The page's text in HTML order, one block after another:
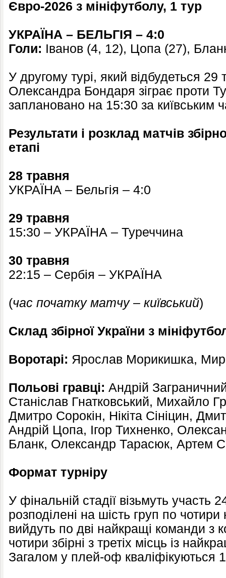
Євро-2026 з мініфутболу, 1 тур
УКРАЇНА – БЕЛЬГІЯ – 4:0
Голи: Іванов (4, 12), Цопа (27),
У другому турі, який відбудеться
Олександра Бондаря зіграє проти
заплановано на 15:30 за київським
Результати і розклад матчів
етапі
28 травня
УКРАЇНА – Бельгія – 4:0
29 травня
15:30 – УКРАЇНА – Туреччина
30 травня
22:15 – Сербія – УКРАЇНА
(час початку матчу – київський)
Склад збірної України з
Воротарі: Ярослав Морикишка,
Польові гравці: Андрій
Станіслав Гнатковський, Михайло
Дмитро Сорокін, Нікіта Сініцин,
Андрій Цопа, Ігор Тихненко,
Бланк, Олександр Тарасюк, Артем
Формат турніру
У фінальній стадії візьмуть участь
розподілені на шість груп по
вийдуть по дві найкращі команди з
чотири збірні з третіх місць із
Загалом у плей-оф кваліфікуються